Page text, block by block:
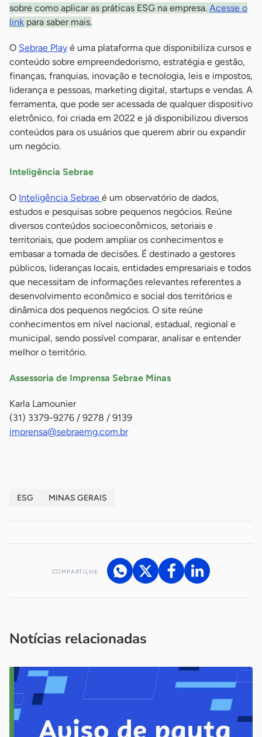
sobre como aplicar as práticas ESG na empresa. Acesse o
link para saber mais.
O Sebrae Play é uma plataforma que disponibiliza cursos e
conteúdo sobre empreendedorismo, estratégia e gestão,
finanças, franquias, inovação e tecnologia, leis e impostos,
liderança e pessoas, marketing digital, startups e vendas. A
ferramenta, que pode ser acessada de qualquer dispositivo
eletrônico, foi criada em 2022 e já disponibilizou diversos
conteúdos para os usuários que querem abrir ou expandir
um negócio.
Inteligência Sebrae
O Inteligência Sebrae é um observatório de dados,
estudos e pesquisas sobre pequenos negócios. Reúne
diversos conteúdos socioeconômicos, setoriais e
territoriais, que podem ampliar os conhecimentos e
embasar a tomada de decisões. É destinado a gestores
públicos, lideranças locais, entidades empresariais e todos
que necessitam de informações relevantes referentes a
desenvolvimento econômico e social dos territórios e
dinâmica dos pequenos negócios. O site reúne
conhecimentos em nível nacional, estadual, regional e
municipal, sendo possível comparar, analisar e entender
melhor o território.
Assessoria de Imprensa Sebrae Minas
Karla Lamounier
(31) 3379-9276 / 9278 / 9139
imprensa@sebraemg.com.br
ESG MINAS GERAIS
COMPARTILHE
Notícias relacionadas